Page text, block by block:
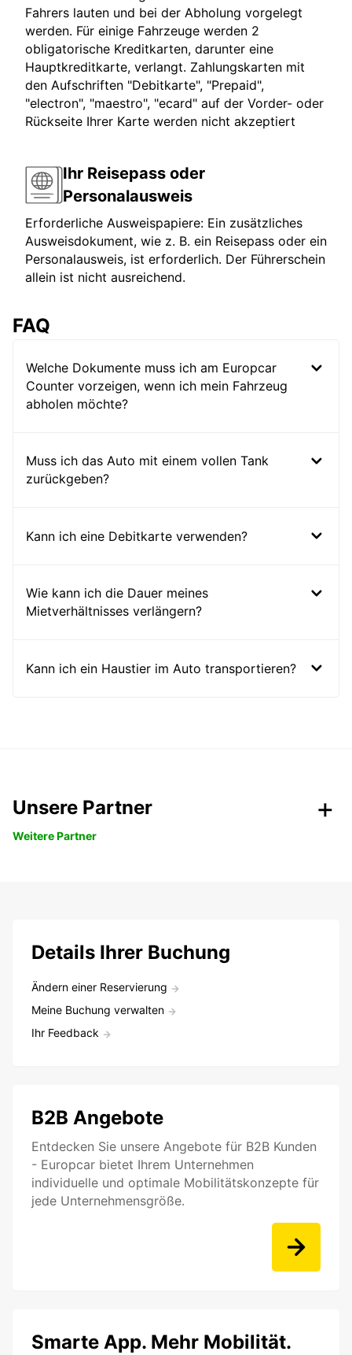
Fahrers lauten und bei der Abholung vorgelegt
werden. Für einige Fahrzeuge werden 2
obligatorische Kreditkarten, darunter eine
Hauptkreditkarte, verlangt. Zahlungskarten mit
den Aufschriften "Debitkarte", "Prepaid",
"electron", "maestro", "ecard" auf der Vorder- oder
Rückseite Ihrer Karte werden nicht akzeptiert
Ihr Reisepass oder
Personalausweis
Erforderliche Ausweispapiere: Ein zusätzliches
Ausweisdokument, wie z. B. ein Reisepass oder ein
Personalausweis, ist erforderlich. Der Führerschein
allein ist nicht ausreichend.
FAQ
Welche Dokumente muss ich am Europcar
Counter vorzeigen, wenn ich mein Fahrzeug
abholen möchte?
Muss ich das Auto mit einem vollen Tank
zurückgeben?
Kann ich eine Debitkarte verwenden?
Wie kann ich die Dauer meines
Mietverhältnisses verlängern?
Kann ich ein Haustier im Auto transportieren?
Unsere Partner
Weitere Partner
Details Ihrer Buchung
Ändern einer Reservierung
Meine Buchung verwalten
Ihr Feedback
B2B Angebote
Entdecken Sie unsere Angebote für B2B Kunden
- Europcar bietet Ihrem Unternehmen
individuelle und optimale Mobilitätskonzepte für
jede Unternehmensgröße.
Smarte App. Mehr Mobilität.